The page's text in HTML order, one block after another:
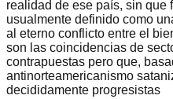
realidad de ese país, sin que
usualmente definido como
al eterno conflicto entre el
son las coincidencias de
contrapuestas pero que,
antinorteamericanismo
decididamente progresistas